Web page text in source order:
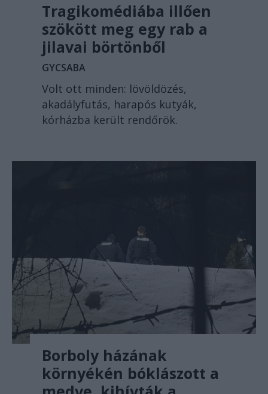
Tragikomédiába illően
szökött meg egy rab a
jilavai börtönből
GYCSABA
Volt ott minden: lövöldözés,
akadályfutás, harapós kutyák,
kórházba került rendőrök.
Borboly házának
környékén bóklászott a